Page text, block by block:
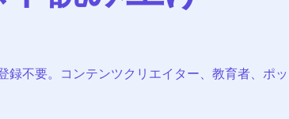
不要。コンテンツクリエイター、教育者、ポ